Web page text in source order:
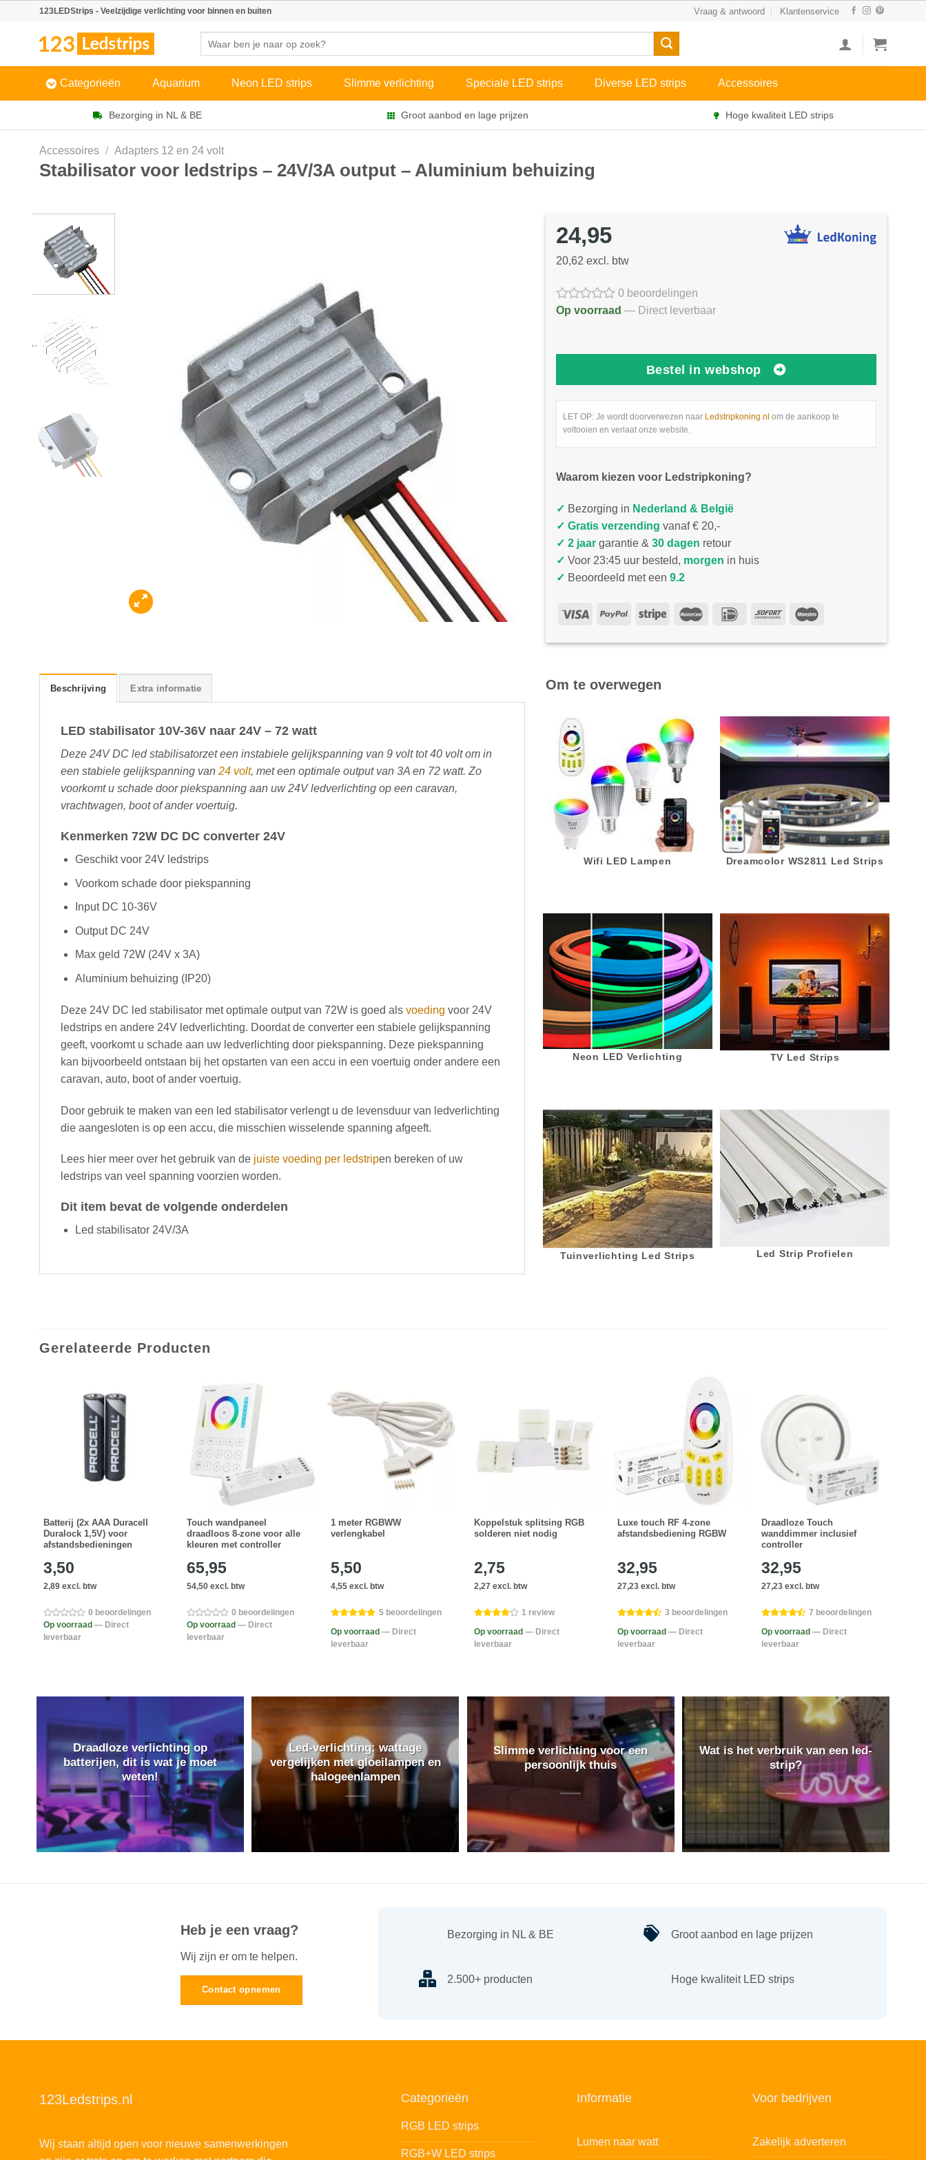
123LEDStrips - Veelzijdige verlichting voor binnen en buiten Vraag & antwoord Klantenservice
Categorieën Aquarium Neon LED strips Slimme verlichting Speciale LED strips Diverse LED strips Accessoires
Bezorging in NL & BE Groot aanbod en lage prijzen Hoge kwaliteit LED strips
Accessoires / Adapters 12 en 24 volt
Stabilisator voor ledstrips – 24V/3A output – Aluminium behuizing
24,95
20,62 excl. btw
0 beoordelingen
Op voorraad — Direct leverbaar
Bestel in webshop
LET OP: Je wordt doorverwezen naar Ledstripkoning.nl om de aankoop te
voltooien en verlaat onze website.
Waarom kiezen voor Ledstripkoning?
✓ Bezorging in Nederland & België
✓ Gratis verzending vanaf € 20,-
✓ 2 jaar garantie & 30 dagen retour
✓ Voor 23:45 uur besteld, morgen in huis
✓ Beoordeeld met een 9.2
Beschrijving Extra informatie
LED stabilisator 10V-36V naar 24V – 72 watt
Deze 24V DC led stabilisatorzet een instabiele gelijkspanning van 9 volt tot 40 volt om in
een stabiele gelijkspanning van 24 volt, met een optimale output van 3A en 72 watt. Zo
voorkomt u schade door piekspanning aan uw 24V ledverlichting op een caravan,
vrachtwagen, boot of ander voertuig.
Kenmerken 72W DC DC converter 24V
Geschikt voor 24V ledstrips
Voorkom schade door piekspanning
Input DC 10-36V
Output DC 24V
Max geld 72W (24V x 3A)
Aluminium behuizing (IP20)
Deze 24V DC led stabilisator met optimale output van 72W is goed als voeding voor 24V
ledstrips en andere 24V ledverlichting. Doordat de converter een stabiele gelijkspanning
geeft, voorkomt u schade aan uw ledverlichting door piekspanning. Deze piekspanning
kan bijvoorbeeld ontstaan bij het opstarten van een accu in een voertuig onder andere een
caravan, auto, boot of ander voertuig.
Door gebruik te maken van een led stabilisator verlengt u de levensduur van ledverlichting
die aangesloten is op een accu, die misschien wisselende spanning afgeeft.
Lees hier meer over het gebruik van de juiste voeding per ledstripen bereken of uw
ledstrips van veel spanning voorzien worden.
Dit item bevat de volgende onderdelen
Led stabilisator 24V/3A
Om te overwegen
Wifi LED Lampen Dreamcolor WS2811 Led Strips
Neon LED Verlichting TV Led Strips
Tuinverlichting Led Strips Led Strip Profielen
Gerelateerde Producten
Batterij (2x AAA Duracell
Duralock 1,5V) voor
afstandsbedieningen
3,50
2,89 excl. btw
0 beoordelingen
Op voorraad — Direct
leverbaar
Touch wandpaneel
draadloos 8-zone voor alle
kleuren met controller
65,95
54,50 excl. btw
0 beoordelingen
Op voorraad — Direct
leverbaar
1 meter RGBWW
verlengkabel
5,50
4,55 excl. btw
5 beoordelingen
Op voorraad — Direct
leverbaar
Koppelstuk splitsing RGB
solderen niet nodig
2,75
2,27 excl. btw
1 review
Op voorraad — Direct
leverbaar
Luxe touch RF 4-zone
afstandsbediening RGBW
32,95
27,23 excl. btw
3 beoordelingen
Op voorraad — Direct
leverbaar
Draadloze Touch
wanddimmer inclusief
controller
32,95
27,23 excl. btw
7 beoordelingen
Op voorraad — Direct
leverbaar
Draadloze verlichting op
batterijen, dit is wat je moet
weten!
Led-verlichting: wattage
vergelijken met gloeilampen en
halogeenlampen
Slimme verlichting voor een
persoonlijk thuis
Wat is het verbruik van een led-
strip?
Heb je een vraag?
Wij zijn er om te helpen.
Contact opnemen
Bezorging in NL & BE
2.500+ producten
Groot aanbod en lage prijzen
Hoge kwaliteit LED strips
123Ledstrips.nl
Wij staan altijd open voor nieuwe samenwerkingen
Categorieën
RGB LED strips
RGB+W LED strips
Informatie
Lumen naar watt
Voor bedrijven
Zakelijk adverteren